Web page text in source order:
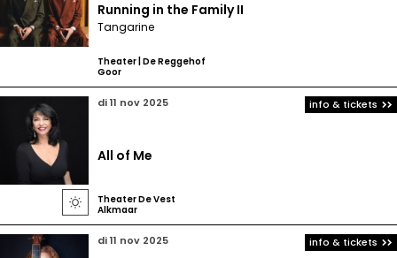
Running in the Family II
Tangarine
Theater | De Reggehof
Goor

di 11 nov 2025
All of Me
Theater De Vest
Alkmaar
info & tickets
di 11 nov 2025 info & tickets